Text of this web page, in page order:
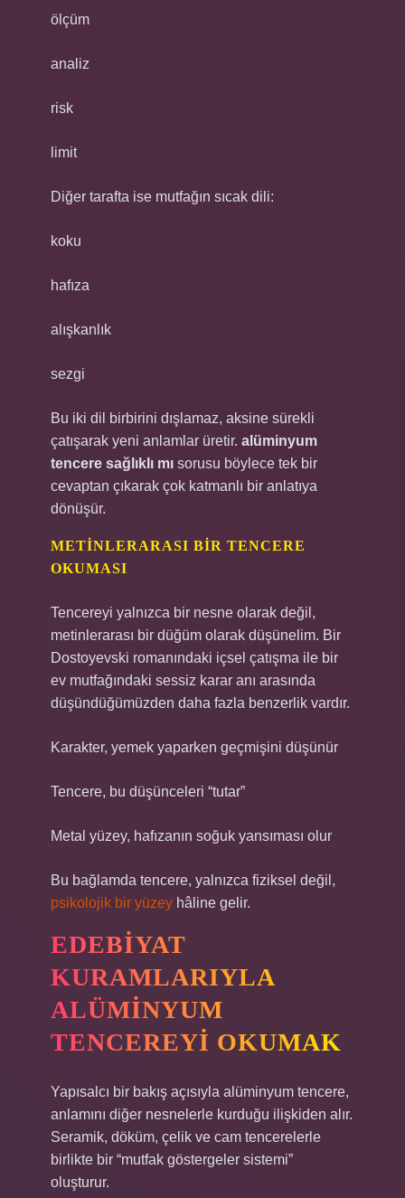
ölçüm
analiz
risk
limit
Diğer tarafta ise mutfağın sıcak dili:
koku
hafıza
alışkanlık
sezgi
Bu iki dil birbirini dışlamaz, aksine sürekli
çatışarak yeni anlamlar üretir. alüminyum
tencere sağlıklı mı sorusu böylece tek bir
cevaptan çıkarak çok katmanlı bir anlatıya
dönüşür.
METINLERARASI BIR TENCERE
OKUMASI
Tencereyi yalnızca bir nesne olarak değil,
metinlerarası bir düğüm olarak düşünelim. Bir
Dostoyevski romanındaki içsel çatışma ile bir
ev mutfağındaki sessiz karar anı arasında
düşündüğümüzden daha fazla benzerlik vardır.
Karakter, yemek yaparken geçmişini düşünür
Tencere, bu düşünceleri “tutar”
Metal yüzey, hafızanın soğuk yansıması olur
Bu bağlamda tencere, yalnızca fiziksel değil,
psikolojik bir yüzey hâline gelir.
EDEBIYAT
KURAMLARIYLA
ALÜMINYUM
TENCEREYI OKUMAK
Yapısalcı bir bakış açısıyla alüminyum tencere,
anlamını diğer nesnelerle kurduğu ilişkiden alır.
Seramik, döküm, çelik ve cam tencerelerle
birlikte bir “mutfak göstergeler sistemi”
oluşturur.